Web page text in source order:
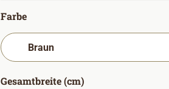
Farbeauswählen
Gesamtbreite (cm)